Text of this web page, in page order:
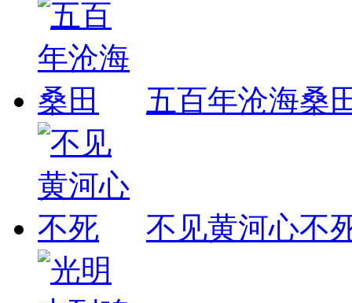
五百年沧海桑
不见黄河心不